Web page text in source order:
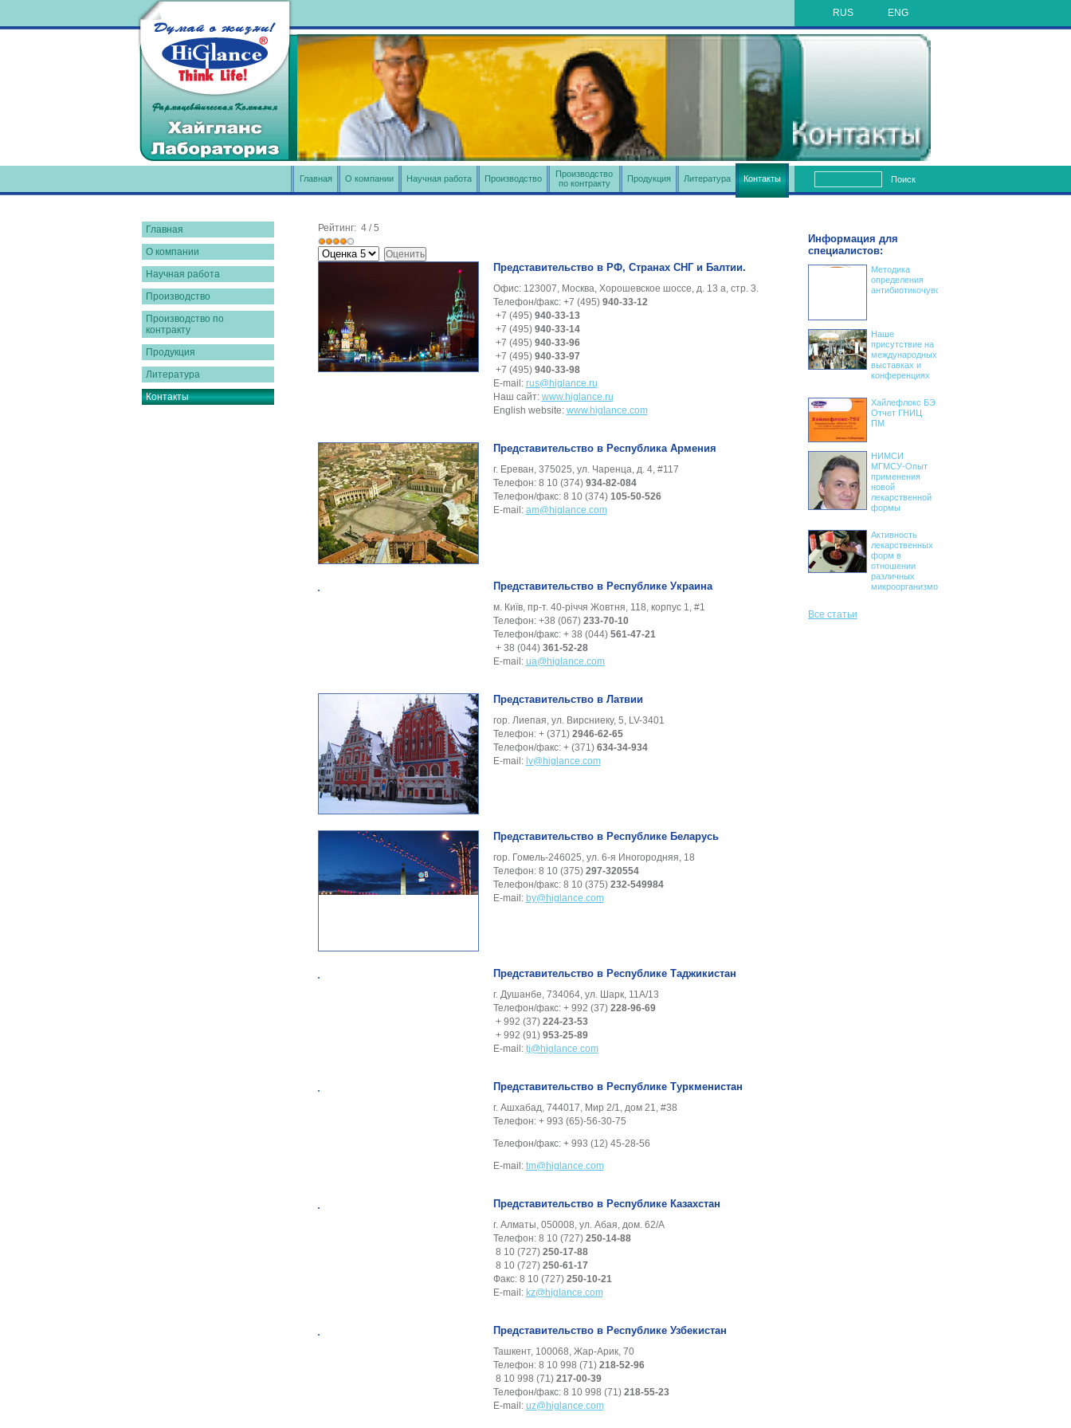
RUS ENG
Главная О компании Научная работа Производство
Производство
по контракту
Продукция Литература Контакты Поиск
Информация для
специалистов:
Методика
определения
антибиотикочувствительности
Наше
присутствие на
международных
выставках и
конференциях
Хайлефлокс БЭ
Отчет ГНИЦ
ПМ
НИМСИ
МГМСУ-Опыт
применения
новой
лекарственной
формы
Активность
лекарственных
форм в
отношении
различных
микроорганизмов
Все статьи
Главная
О компании
Научная работа
Производство
Производство по
контракту
Продукция
Литература
Контакты
Рейтинг: 4/5
Представительство в РФ, Странах СНГ и Балтии.
Офис: 123007, Москва, Хорошевское шоссе, д. 13 а, стр. 3.
Телефон/факс: +7 (495) 940-33-12
+7 (495) 940-33-13
+7 (495) 940-33-14
+7 (495) 940-33-96
+7 (495) 940-33-97
+7 (495) 940-33-98
E-mail: rus@higlance.ru
Наш сайт: www.higlance.ru
English website: www.higlance.com
Представительство в Республика Армения
г. Ереван, 375025, ул. Чаренца, д. 4, #117
Телефон: 8 10 (374) 934-82-084
Телефон/факс: 8 10 (374) 105-50-526
E-mail: am@higlance.com
Представительство в Республике Украина
м. Київ, пр-т. 40-річчя Жовтня, 118, корпус 1, #1
Телефон: +38 (067) 233-70-10
Телефон/факс: + 38 (044) 561-47-21
+ 38 (044) 361-52-28
E-mail: ua@higlance.com
Представительство в Латвии
гор. Лиепая, ул. Вирсниеку, 5, LV-3401
Телефон: + (371) 2946-62-65
Телефон/факс: + (371) 634-34-934
E-mail: lv@higlance.com
Представительство в Республике Беларусь
гор. Гомель-246025, ул. 6-я Иногородняя, 18
Телефон: 8 10 (375) 297-320554
Телефон/факс: 8 10 (375) 232-549984
E-mail: by@higlance.com
Представительство в Республике Таджикистан
г. Душанбе, 734064, ул. Шарк, 11А/13
Телефон/факс: + 992 (37) 228-96-69
+ 992 (37) 224-23-53
+ 992 (91) 953-25-89
E-mail: tj@higlance.com
Представительство в Республике Туркменистан
г. Ашхабад, 744017, Мир 2/1, дом 21, #38
Телефон: + 993 (65)-56-30-75
Телефон/факс: + 993 (12) 45-28-56
E-mail: tm@higlance.com
Представительство в Республике Казахстан
г. Алматы, 050008, ул. Aбая, дом. 62/A
Телефон: 8 10 (727) 250-14-88
8 10 (727) 250-17-88
8 10 (727) 250-61-17
Факс: 8 10 (727) 250-10-21
E-mail: kz@higlance.com
Представительство в Республике Узбекистан
Ташкент, 100068, Жар-Арик, 70
Телефон: 8 10 998 (71) 218-52-96
8 10 998 (71) 217-00-39
Телефон/факс: 8 10 998 (71) 218-55-23
E-mail: uz@higlance.com